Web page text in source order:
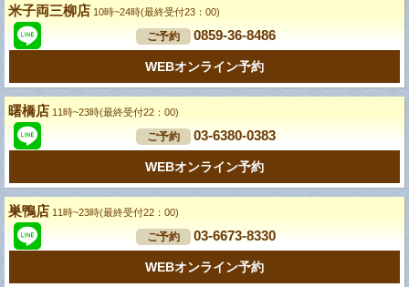
米子両三柳店 10時~24時(最終受付23：00)
ご予約 0859-36-8486
WEBオンライン予約
曙橋店 11時~23時(最終受付22：00)
ご予約 03-6380-0383
WEBオンライン予約
巣鴨店 11時~23時(最終受付22：00)
ご予約 03-6673-8330
WEBオンライン予約